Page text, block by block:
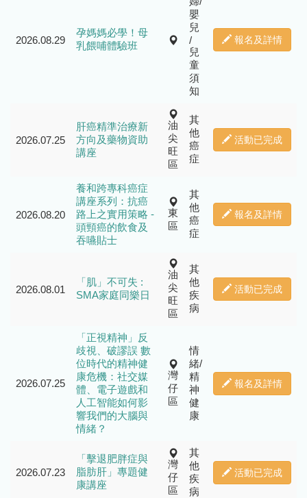
2026.08.29
孕媽媽必學！母
乳餵哺體驗班
嬰
兒
/
兒
童
須
知
報名及詳情
2026.07.25
肝癌精準治療新
方向及藥物資助
講座
油
尖
旺
區
其
他
癌
症
活動已完成
2026.08.20
養和跨專科癌症
講座系列：抗癌
路上之實用策略 -
頭頸癌的飲食及
吞嚥貼士
東
區
其
他
癌
症
報名及詳情
2026.08.01
「肌」不可失 :
SMA家庭同樂日
油
尖
旺
區
其
他
疾
病
活動已完成
2026.07.25
「正視精神」反
歧視、破謬誤 數
位時代的精神健
康危機：社交媒
體、電子遊戲和
人工智能如何影
響我們的大腦與
情緒？
灣
仔
區
情
緒/
精
神
健
康
報名及詳情
2026.07.23
「擊退肥胖症與
脂肪肝」專題健
康講座
灣
仔
區
其
他
疾
病
活動已完成